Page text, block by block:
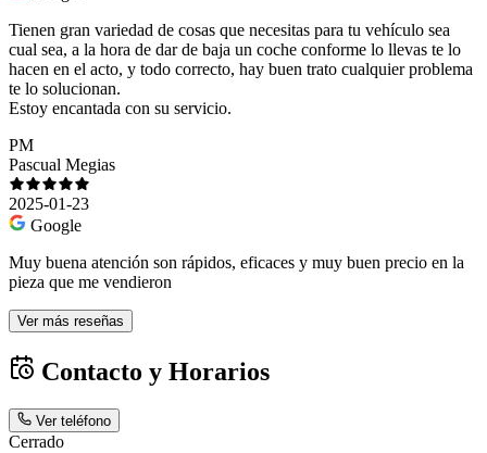
Tienen gran variedad de cosas que necesitas para tu vehículo sea
cual sea, a la hora de dar de baja un coche conforme lo llevas te lo
hacen en el acto, y todo correcto, hay buen trato cualquier problema
te lo solucionan.
Estoy encantada con su servicio.
PM
Pascual Megias
2025-01-23
Google
Muy buena atención son rápidos, eficaces y muy buen precio en la
pieza que me vendieron
Ver más reseñas
Contacto y Horarios
Ver teléfono
Cerrado